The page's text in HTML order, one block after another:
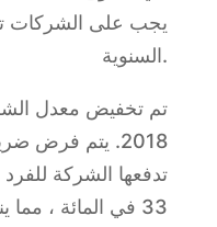
يجب على الشركات
السنوية.
2018. يتم فرض